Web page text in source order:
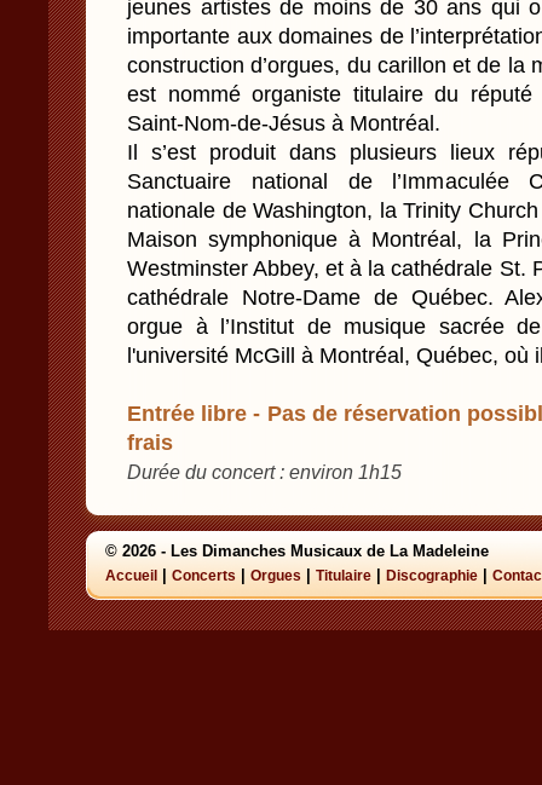
jeunes artistes de moins de 30 ans qui
importante aux domaines de
construction d’orgues, du carillon et de la
est nommé organiste titulaire du
Saint-Nom-de-Jésus à Montréal.
Il s’est produit dans plusieurs lieux
Sanctuaire national de l’Immaculée
nationale de Washington, la Trinity
Maison symphonique à Montréal, la
Westminster Abbey, et à la cathédrale St.
cathédrale Notre-Dame de Québec.
orgue à l’Institut de musique sacrée
l'université McGill à Montréal, Québec, où
Entrée libre - Pas de réservation
frais
Durée du concert : environ 1h15
© 2026 - Les Dimanches Musicaux de La Madeleine
Accueil Concerts Orgues Titulaire Discographie